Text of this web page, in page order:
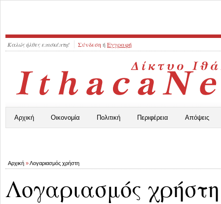
Καλώς ήλθες επισκέπτη! Σύνδεση ή Εγγραφή
Αρχική Οικονομία Πολιτική Περιφέρεια Απόψεις
Αρχική »Λογαριασμός χρήστη
Λογαριασμός χρήστη